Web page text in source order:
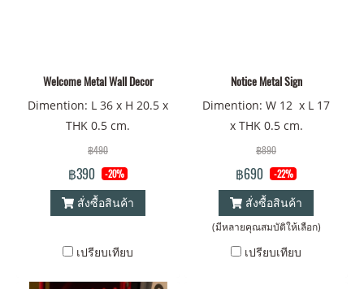
Welcome Metal Wall Decor
Dimention: L 36 x H 20.5 x
THK 0.5 cm.
฿490
฿390 -20%
สั่งซื้อสินค้า
เปรียบเทียบ
Notice Metal Sign
Dimention: W 12 x L 17
x THK 0.5 cm.
฿890
฿690 -22%
สั่งซื้อสินค้า
(มีหลายคุณสมบัติให้เลือก)
เปรียบเทียบ